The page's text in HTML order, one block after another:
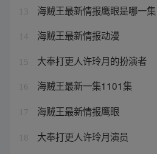
13 海贼王最新情报鹰眼是哪一集
14 海贼王最新情报动漫
15 大奉打更人许玲月的扮演者
16 海贼王最新一集1101集
17 海贼王最新情报鹰眼
18 大奉打更人许玲月演员